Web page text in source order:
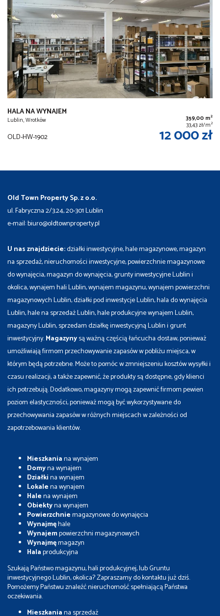
HALA NA WYNAJEM
Lublin, Wrotków 359,00 m2
33,43 zł/m2
OLD-HW-1902 12 000 zł
Old Town Property Sp. z o.o.
ul. Fabryczna 2/3.24, 20-301 Lublin
e-mail: biuro@oldtownproperty.pl
U nas znajdziecie:działki inwestycyjne, hale magazynowe, magazyn
na sprzedaż, nieruchomości inwestycyjne, powierzchnie magazynowe
do wynajęcia, magazyn do wynajęcia, grunty inwestycyjne Lublin i
okolica, wynajem hali Lublin, wynajem magazynu, wynajem powierzchni
magazynowych Lublin, działki pod inwestycje Lublin, hala do wynajęcia
Lublin, hale na sprzedaż Lublin, hale produkcyjne wynajem Lublin,
magazyny Lublin, sprzedam działkę inwestycyjną Lublin i grunt
inwestycyjny.Magazynysą ważną częścią łańcucha dostaw, ponieważ
umożliwiają firmom przechowywanie zapasów w pobliżu miejsca, w
którym będą potrzebne. Może to pomóc w zmniejszeniu kosztów wysyłki i
czasu realizacji, a także zapewnić, że produkty są dostępne, gdy klienci
ich potrzebują. Dodatkowo, magazyny mogą zapewnić firmom pewien
poziom elastyczności, ponieważ mogą być wykorzystywane do
przechowywania zapasów w różnych miejscach w zależności od
zapotrzebowania klientów.
Mieszkaniana wynajem
Domyna wynajem
Działkina wynajem
Lokalena wynajem
Halena wynajem
Obiektyna wynajem
Powierzchniemagazynowe do wynajęcia
Wynajmęhale
Wynajempowierzchni magazynowych
Wynajmęmagazyn
Halaprodukcyjna
Szukają Państwo magazynu, hali produkcyjnej, lub Gruntu
inwestycyjnego Lublin, okolica? Zapraszamy do kontaktu już dziś.
Pomożemy Państwu znaleźć nieruchomość spełniającą Państwa
oczekiwania.
Mieszkaniana sprzedaż